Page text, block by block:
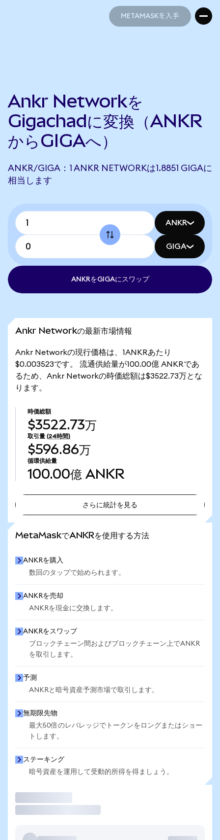
METAMASKを入手
Ankr Networkを
Gigachadに変換（ANKR
からGIGAへ）
ANKR/GIGA：1 ANKR NETWORKは1.8851 GIGAに
相当します
ANKR
GIGA
ANKRをGIGAにスワップ
Ankr Networkの最新市場情報
Ankr Networkの現行価格は、1ANKRあたり
$0.003523です。 流通供給量が100.00億 ANKRであ
るため、Ankr Networkの時価総額は$3522.73万とな
ります。
時価総額
$3522.73万
取引量 (24時間)
$596.86万
循環供給量
100.00億 ANKR
さらに統計を見る
MetaMaskでANKRを使用する方法
ANKRを購入
数回のタップで始められます。
ANKRを売却
ANKRを現金に交換します。
ANKRをスワップ
ブロックチェーン間およびブロックチェーン上でANKR
を取引します。
予測
ANKRと暗号資産予測市場で取引します。
無期限先物
最大50倍のレバレッジでトークンをロングまたはショー
トします。
ステーキング
暗号資産を運用して受動的所得を得ましょう。